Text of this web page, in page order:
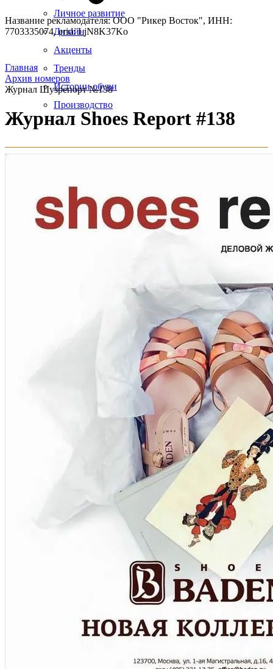
Личное развитие
Дизайн
Акценты
Тренды
Истории обуви
Производство
Название рекламодателя: ООО "Рикер Восток", ИНН:
7703335074, erid: LjN8K37Ko
Главная
Архив номеров
Журнал Шузрепорт №138
Журнал Shoes Report #138